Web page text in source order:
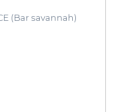
(Bar savannah)